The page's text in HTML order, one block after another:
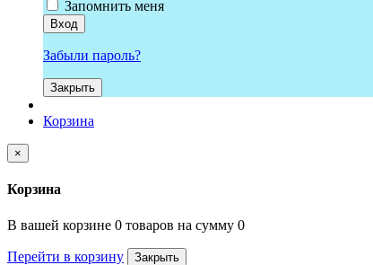
Запомнить меня
Вход
Забыли пароль?
Закрыть
Корзина
×
Корзина
В вашей корзине 0 товаров на сумму 0
Перейти в корзину Закрыть